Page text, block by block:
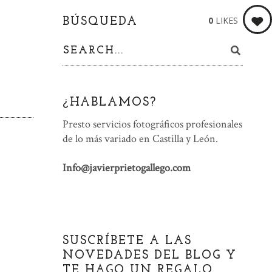
0 LIKES
BÚSQUEDA
¿HABLAMOS?
Presto servicios fotográficos profesionales
de lo más variado en Castilla y León.
Info@javierprietogallego.com
SUSCRÍBETE A LAS
NOVEDADES DEL BLOG Y